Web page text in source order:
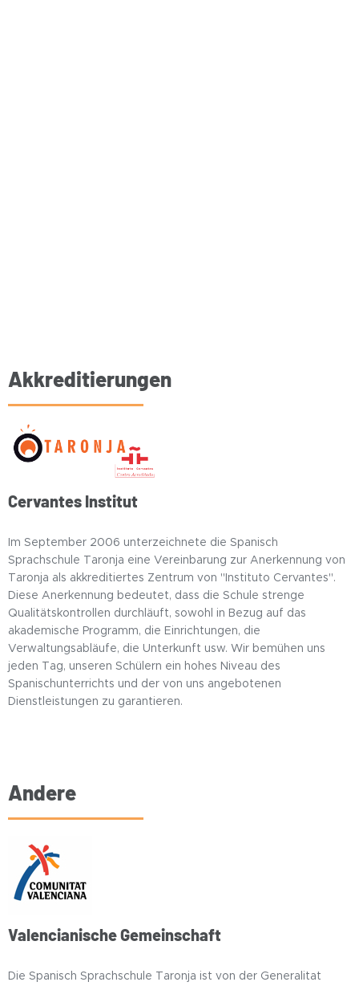
Akkreditierungen
Cervantes Institut
Im September 2006 unterzeichnete die Spanisch
Sprachschule Taronja eine Vereinbarung zur Anerkennung von
Taronja als akkreditiertes Zentrum von "Instituto Cervantes".
Diese Anerkennung bedeutet, dass die Schule strenge
Qualitätskontrollen durchläuft, sowohl in Bezug auf das
akademische Programm, die Einrichtungen, die
Verwaltungsabläufe, die Unterkunft usw. Wir bemühen uns
jeden Tag, unseren Schülern ein hohes Niveau des
Spanischunterrichts und der von uns angebotenen
Dienstleistungen zu garantieren.
Andere
Valencianische Gemeinschaft
Die Spanisch Sprachschule Taronja ist von der Generalitat